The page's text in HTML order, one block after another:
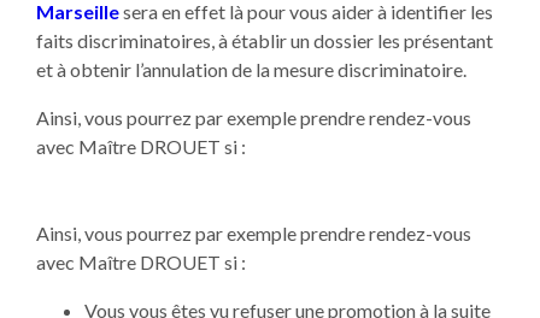
Marseillesera en effet là pour vous aider à identifier les
faits discriminatoires, à établir un dossier les présentant
et à obtenir l’annulation de la mesure discriminatoire.
Ainsi, vous pourrez par exemple prendre rendez-vous
avec Maître DROUET si :
Ainsi, vous pourrez par exemple prendre rendez-vous
avec Maître DROUET si :
Vous vous êtes vu refuser une promotion à la suite